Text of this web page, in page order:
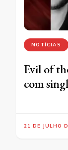
NOTÍCIAS
Evil of
com
21 DE JULHO